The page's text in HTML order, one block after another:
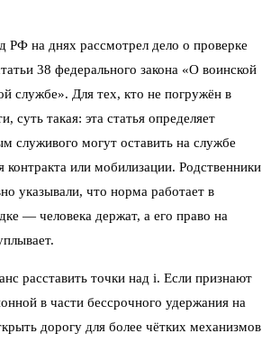
РФ на днях рассмотрел дело о проверке
38 федерального закона «О воинской
службе». Для тех, кто не погружён в
суть такая: эта статья определяет
служивого могут оставить на службе
контракта или мобилизации. Родственники
указывали, что норма работает в
— человека держат, а его право на
расставить точки над i. Если признают
в части бессрочного удержания на
дорогу для более чётких механизмов